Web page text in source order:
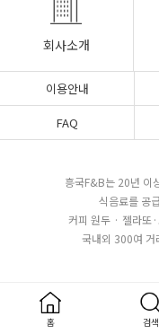
회사소개
이용안내
FAQ
흥국F&B는 20년 이
식음료를 공
커피 원두 · 젤라또
국내외 300여 거
CUSTOMER CENTER
080-850-2445
홈 검색